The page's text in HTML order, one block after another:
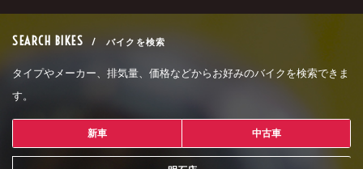
SEARCH BIKES / バイクを検索
タイプやメーカー、排気量、価格などからお好みのバイクを検索できま
す。
新車 中古車